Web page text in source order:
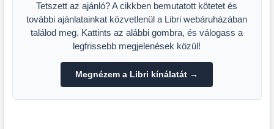
Tetszett az ajánló? A cikkben bemutatott kötetet és
további ajánlatainkat közvetlenül a Libri webáruházában
találod meg. Kattints az alábbi gombra, és válogass a
legfrissebb megjelenések közül!
Megnézem a Libri kínálatát →